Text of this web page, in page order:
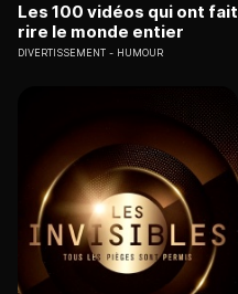
Les 100 vidéos qui ont fait
rire le monde entier
DIVERTISSEMENT HUMOUR